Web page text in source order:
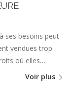
ses besoins peut
vendues trop
où elles…
Voir plus